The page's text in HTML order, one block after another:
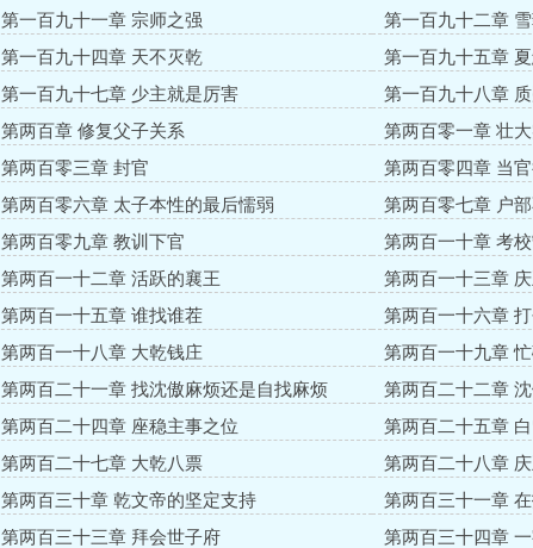
第一百九十一章 宗师之强
第一百九十二章
第一百九十四章 天不灭乾
第一百九十五章
第一百九十七章 少主就是厉害
第一百九十八章
第两百章 修复父子关系
第两百零一章 壮
第两百零三章 封官
第两百零四章 当
第两百零六章 太子本性的最后懦弱
第两百零七章 户
第两百零九章 教训下官
第两百一十章 考
第两百一十二章 活跃的襄王
第两百一十三章
第两百一十五章 谁找谁茬
第两百一十六章
第两百一十八章 大乾钱庄
第两百一十九章
第两百二十一章 找沈傲麻烦还是自找麻烦
第两百二十二章
第两百二十四章 座稳主事之位
第两百二十五章
第两百二十七章 大乾八票
第两百二十八章
第两百三十章 乾文帝的坚定支持
第两百三十一章
第两百三十三章 拜会世子府
第两百三十四章